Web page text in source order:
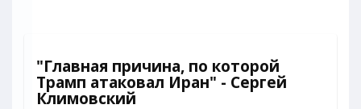
"Главная причина, по которой
Трамп атаковал Иран" - Сергей
Климовский